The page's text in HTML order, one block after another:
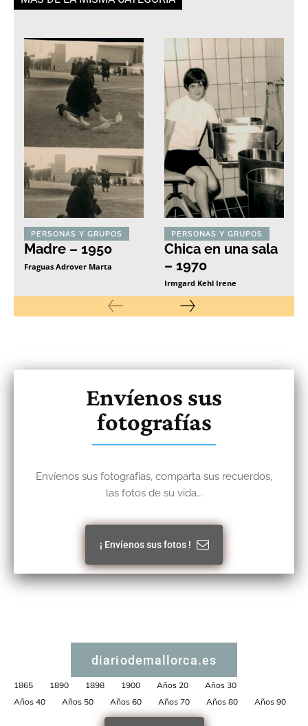
PERSONAS Y GRUPOS
Madre – 1950
Fraguas Adrover Marta
PERSONAS Y GRUPOS
Chica en una sala
– 1970
Irmgard Kehl Irene
Envíenos sus
fotografías
Envíenos sus fotografías, comparta sus recuerdos,
las fotos de su vida...
¡ Envíenos sus fotos !
diariodemallorca.es
1865 1890 1898 1900 Años 20
Años 30
Años 40
Años 50 Años 60 Años 70 Años 80 Años 90